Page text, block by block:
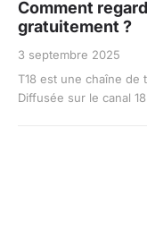
Comment
gratuitement ?
3 septembre 2025
T18 est une chaîne de
Diffusée sur le canal